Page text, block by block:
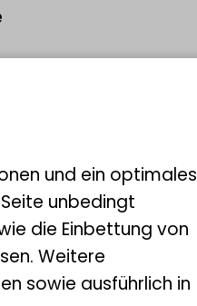
und ein optimales
unbedingt
die Einbettung von
Weitere
sowie ausführlich in